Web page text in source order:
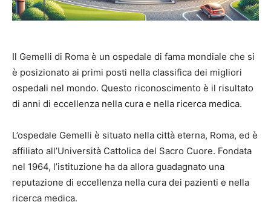
Il Gemelli di Roma è un ospedale di fama mondiale che si
è posizionato ai primi posti nella classifica dei migliori
ospedali nel mondo. Questo riconoscimento è il risultato
di anni di eccellenza nella cura e nella ricerca medica.
L’ospedale Gemelli è situato nella città eterna, Roma, ed è
affiliato all’Università Cattolica del Sacro Cuore. Fondata
nel 1964, l’istituzione ha da allora guadagnato una
reputazione di eccellenza nella cura dei pazienti e nella
ricerca medica.